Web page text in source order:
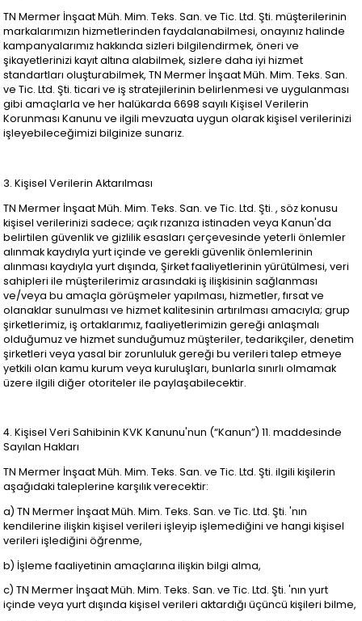
TN Mermer İnşaat Müh. Mim. Teks. San. ve Tic. Ltd. Şti. müşterilerinin
markalarımızın hizmetlerinden faydalanabilmesi, onayınız halinde
kampanyalarımız hakkında sizleri bilgilendirmek, öneri ve
şikayetlerinizi kayıt altına alabilmek, sizlere daha iyi hizmet
standartları oluşturabilmek, TN Mermer İnşaat Müh. Mim. Teks. San.
ve Tic. Ltd. Şti. ticari ve iş stratejilerinin belirlenmesi ve uygulanması
gibi amaçlarla ve her halükarda 6698 sayılı Kişisel Verilerin
Korunması Kanunu ve ilgili mevzuata uygun olarak kişisel verilerinizi
işleyebileceğimizi bilginize sunarız.
3. Kişisel Verilerin Aktarılması
TN Mermer İnşaat Müh. Mim. Teks. San. ve Tic. Ltd. Şti. , söz konusu
kişisel verilerinizi sadece; açık rızanıza istinaden veya Kanun'da
belirtilen güvenlik ve gizlilik esasları çerçevesinde yeterli önlemler
alınmak kaydıyla yurt içinde ve gerekli güvenlik önlemlerinin
alınması kaydıyla yurt dışında, Şirket faaliyetlerinin yürütülmesi, veri
sahipleri ile müşterilerimiz arasındaki iş ilişkisinin sağlanması
ve/veya bu amaçla görüşmeler yapılması, hizmetler, fırsat ve
olanaklar sunulması ve hizmet kalitesinin artırılması amacıyla; grup
şirketlerimiz, iş ortaklarımız, faaliyetlerimizin gereği anlaşmalı
olduğumuz ve hizmet sunduğumuz müşteriler, tedarikçiler, denetim
şirketleri veya yasal bir zorunluluk gereği bu verileri talep etmeye
yetkili olan kamu kurum veya kuruluşları, bunlarla sınırlı olmamak
üzere ilgili diğer otoriteler ile paylaşabilecektir.
4. Kişisel Veri Sahibinin KVK Kanunu'nun (“Kanun”) 11. maddesinde
Sayılan Hakları
TN Mermer İnşaat Müh. Mim. Teks. San. ve Tic. Ltd. Şti. ilgili kişilerin
aşağıdaki taleplerine karşılık verecektir:
a) TN Mermer İnşaat Müh. Mim. Teks. San. ve Tic. Ltd. Şti. 'nın
kendilerine ilişkin kişisel verileri işleyip işlemediğini ve hangi kişisel
verileri işlediğini öğrenme,
b) İşleme faaliyetinin amaçlarına ilişkin bilgi alma,
c) TN Mermer İnşaat Müh. Mim. Teks. San. ve Tic. Ltd. Şti. 'nın yurt
içinde veya yurt dışında kişisel verileri aktardığı üçüncü kişileri bilme,